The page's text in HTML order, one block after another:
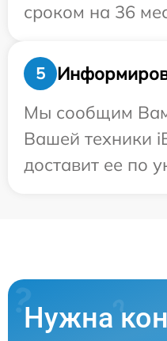
сроком на 36
5
Мы сообщим Вам
Вашей техники
доставит ее по
Нужна